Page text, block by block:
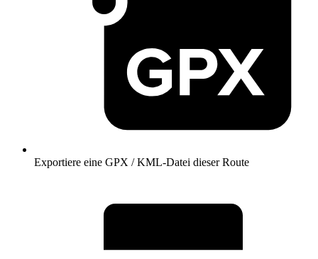
Exportiere eine GPX / KML-Datei dieser Route